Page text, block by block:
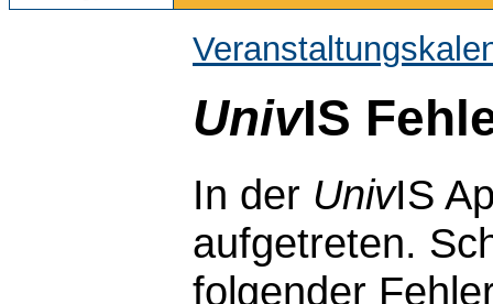
UnivIS
In der UnivIS
aufgetreten.
folgender